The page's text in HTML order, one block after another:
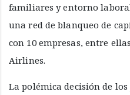
familiares y entorno
una red de blanqueo de
con 10 empresas, entre
Airlines.
La polémica decisión de